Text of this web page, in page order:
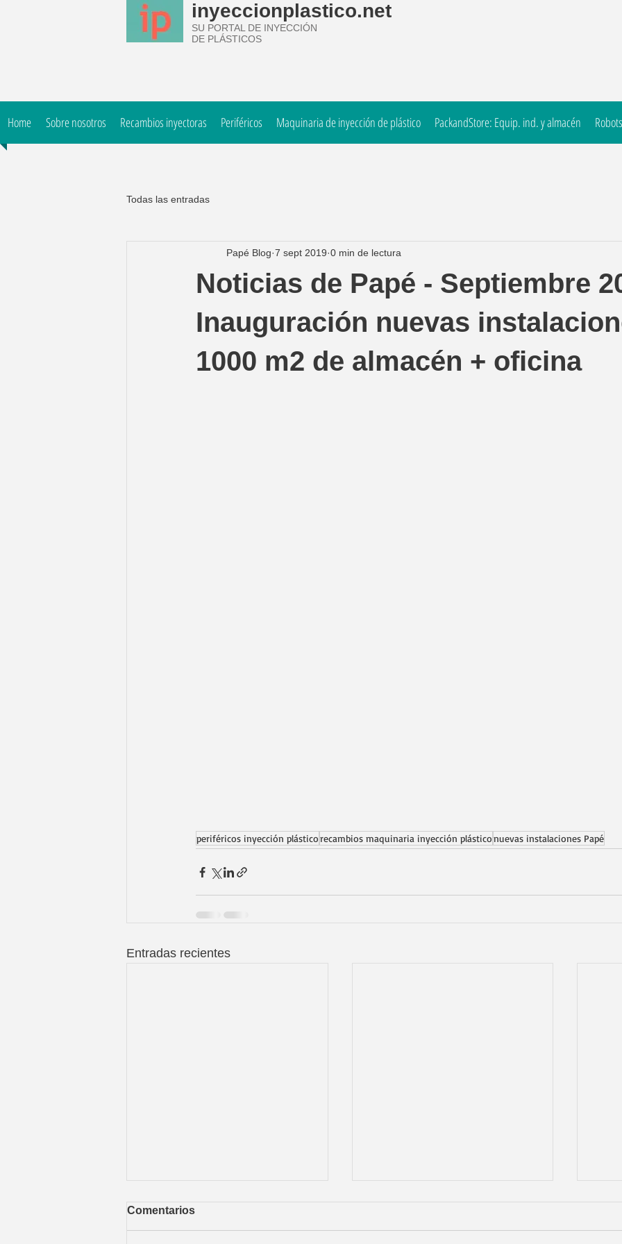
inyeccionplastico.net
SU PORTAL DE INYECCIÓN
DE PLÁSTICOS
Home Sobre nosotros Recambios inyectoras Periféricos Maquinaria de inyección de plástico PackandStore: Equip. ind. y almacén
Todas las entradas
Noticias de Papé - Septiembre
Inauguración nuevas
1000 m2 de almacén + oficina
Papé Blog 7 sept 2019 0 min de lectura
periféricos inyección plásticorecambios maquinaria inyección plásticonuevas instalaciones Papé
Entradas recientes
Comentarios